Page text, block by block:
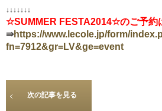
↓↓↓↓↓↓↓
☆SUMMER FESTA2014☆のご予約
⇛https://www.lecole.jp/form/
fn=7912&gr=LV&ge=event
次の記事を見る